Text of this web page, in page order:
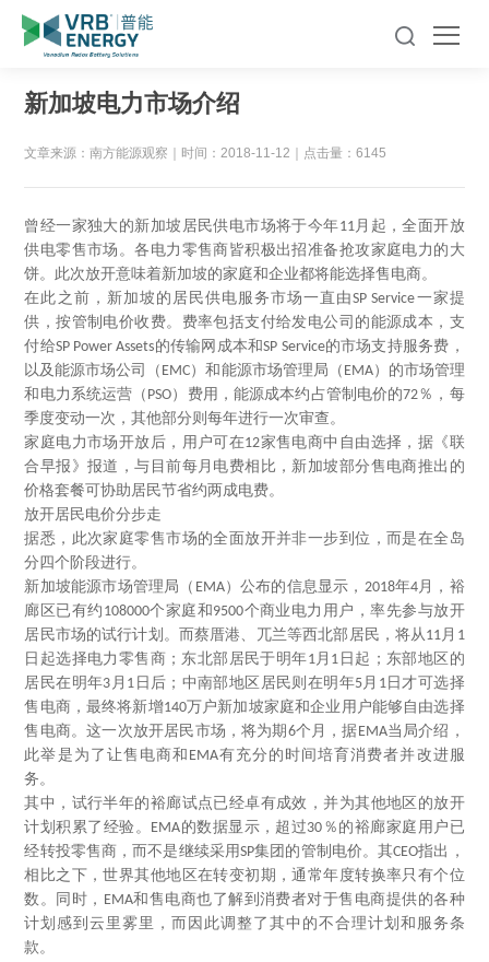
新加坡电力市场介绍
文章来源：南方能源观察 时间：2018-11-12 点击量：6145
曾经一家独大的新加坡居民供电市场将于今年11月起，全面开放
供电零售市场。各电力零售商皆积极出招准备抢攻家庭电力的大
饼。此次放开意味着新加坡的家庭和企业都将能选择售电商。
在此之前，新加坡的居民供电服务市场一直由SP Service一家提
供，按管制电价收费。费率包括支付给发电公司的能源成本，支
付给SP Power Assets的传输网成本和SP Service的市场支持服务费，
以及能源市场公司（ EMC）和能源市场管理局（ EMA）的市场管理
和电力系统运营（ PSO）费用，能源成本约占管制电价的72％，每
季度变动一次，其他部分则每年进行一次审查。
家庭电力市场开放后，用户可在12家售电商中自由选择，据《联
合早报》报道，与目前每月电费相比，新加坡部分售电商推出的
价格套餐可协助居民节省约两成电费。
放开居民电价分步走
据悉，此次家庭零售市场的全面放开并非一步到位，而是在全岛
分四个阶段进行。
新加坡能源市场管理局（ EMA）公布的信息显示， 2018年4月，裕
廊区已有约 108000个家庭和 9500个商业电力用户，率先参与放开
居民市场的试行计划。而蔡厝港、兀兰等西北部居民，将从11月 1
日起选择电力零售商；东北部居民于明年1月 1 日起；东部地区的
居民在明年3 月 1 日后；中南部地区居民则在明年5月 1日才可选择
售电商，最终将新增140万户新加坡家庭和企业用户能够自由选择
售电商。这一次放开居民市场，将为期 6个月，据EMA当局介绍，
此举是为了让售电商和 EMA有充分的时间培育消费者并改进服
务。
其中，试行半年的裕廊试点已经卓有成效，并为其他地区的放开
计划积累了经验。 EMA的数据显示，超过30 ％的裕廊家庭用户已
经转投零售商，而不是继续采用SP集团的管制电价。其CEO指出，
相比之下，世界其他地区在转变初期，通常年度转换率只有个位
数。同时， EMA和售电商也了解到消费者对于售电商提供的各种
计划感到云里雾里，而因此调整了其中的不合理计划和服务条
款。